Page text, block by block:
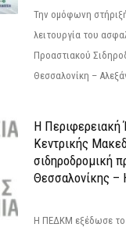
Την ομόφωνη
λειτουργία του
Προαστιακού
Θεσσαλονίκη –
Η
Κεντρικής
σιδηροδρομική
Θεσσαλονίκης –
Η ΠΕΔΚΜ εξέδωσε το